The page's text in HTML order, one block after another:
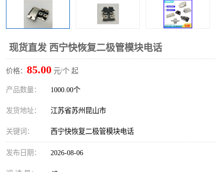
现货直发 西宁快恢复二极管模块电话
价格： 85.00 元/个 起
产品数量： 1000.00个
发货地址： 江苏省苏州昆山市
关键词： 西宁快恢复二极管模块电话
发布日期： 2026-08-06